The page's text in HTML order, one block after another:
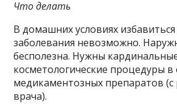
Что делать
В домашних условиях
заболевания невозможно.
бесполезна. Нужны
косметологические процедуры
медикаментозных препаратов
врача).